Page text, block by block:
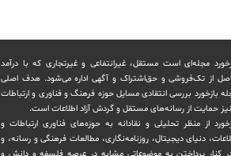
مجله‌ای است مستقل، غیرانتفاعی و غیرتجاری که با درآمد
از تک‌فروشی و حق‌اشتراک و آگهی اداره می‌شود. ‏هدف اصلی
بازخورد بررسی انتقادی مسایل حوزه فرهنگ و فناوری و ارتباطات
حمایت از رسانه‌های مستقل و‌ گردش ‏آزاد اطلاعات است.
از منظر تحلیلی و نقادانه به حوزه‌های فناوری ارتباطات و
دنیای دیجیتال، روزنامه‌نگاری، ‏مطالعات فرهنگی و رسانه، و